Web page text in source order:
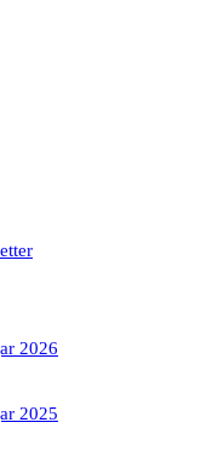
2026
2025